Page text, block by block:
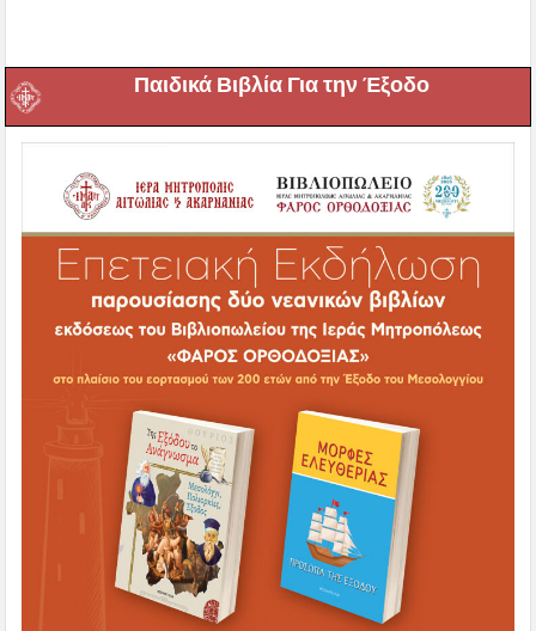
Παιδικά Βιβλία Για την Έξοδο